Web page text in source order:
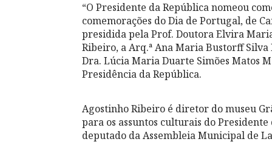
“O Presidente da República nomeou
comemorações do Dia de Portugal, de
presidida pela Prof. Doutora Elvira
Ribeiro, a Arq.ª Ana Maria Bustorff
Dra. Lúcia Maria Duarte Simões Matos
Presidência da República.
Agostinho Ribeiro é diretor do museu
para os assuntos culturais do
deputado da Assembleia Municipal de